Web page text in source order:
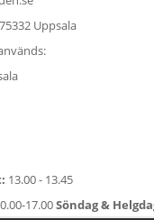
Uppsala
13.00 - 13.45
17.00Söndag &